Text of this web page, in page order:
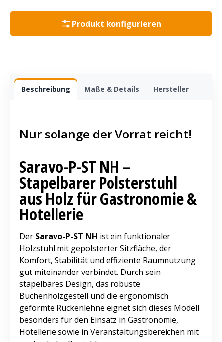
Produkt konfigurieren
Beschreibung Maße & Details Hersteller
Nur solange der Vorrat reicht!
Saravo-P-ST NH –
Stapelbarer Polsterstuhl
aus Holz für Gastronomie &
Hotellerie
Der Saravo-P-ST NH ist ein funktionaler
Holzstuhl mit gepolsterter Sitzfläche, der
Komfort, Stabilität und effiziente Raumnutzung
gut miteinander verbindet. Durch sein
stapelbares Design, das robuste
Buchenholzgestell und die ergonomisch
geformte Rückenlehne eignet sich dieses Modell
besonders für den Einsatz in Gastronomie,
Hotellerie sowie in Veranstaltungsbereichen mit